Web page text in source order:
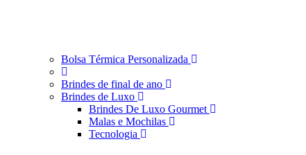
Bolsa Térmica Personalizada
Brindes de final de ano
Brindes de Luxo
Brindes De Luxo Gourmet
Malas e Mochilas
Tecnologia